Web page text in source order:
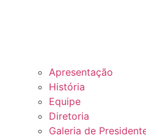
Apresentação
História
Equipe
Diretoria
Galeria de